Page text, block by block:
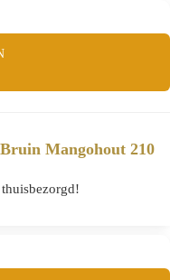
Mangohout 210